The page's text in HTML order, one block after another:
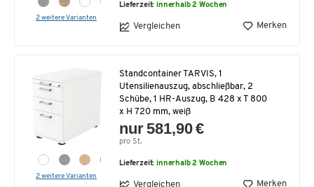
2 weitere Varianten
Lieferzeit:innerhalb 2 Wochen
Vergleichen Merken
2 weitere Varianten
Standcontainer TARVIS, 1
Utensilienauszug, abschließbar, 2
Schübe, 1 HR-Auszug, B 428 x T 800
x H 720 mm, weiß
nur 581,90 €
pro St.
Lieferzeit:innerhalb 2 Wochen
Vergleichen Merken